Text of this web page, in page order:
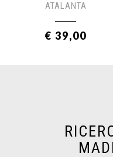
ATALANTA
€ 39,00